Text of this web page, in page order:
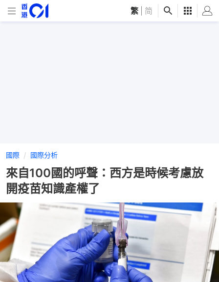
繁 简
國際 國際分析
來自100國的呼聲：西方是時候考慮放
開疫苗知識產權了